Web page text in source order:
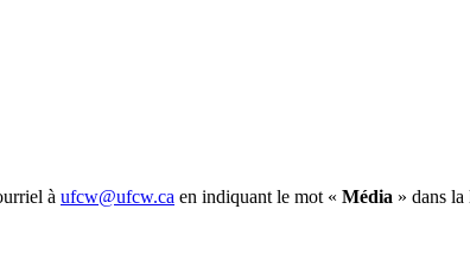
à ufcw@ufcw.ca en indiquant le mot « Média » dans